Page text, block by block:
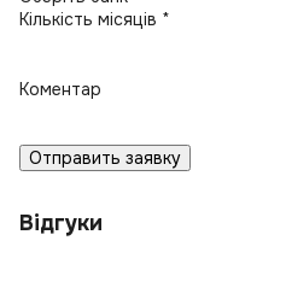
Кількість місяців *
Коментар
Отправить заявку
Відгуки